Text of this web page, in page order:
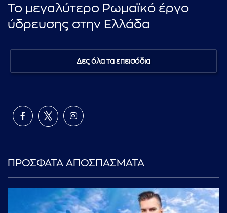
Το μεγαλύτερο Ρωμαϊκό έργο
ύδρευσης στην Ελλάδα
Δες όλα τα επεισόδια
ΠΡΟΣΦΑΤΑ ΑΠΟΣΠΑΣΜΑΤΑ